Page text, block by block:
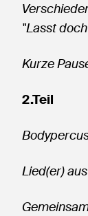
"Lasst
Kurze
2.Teil
Lied(er)